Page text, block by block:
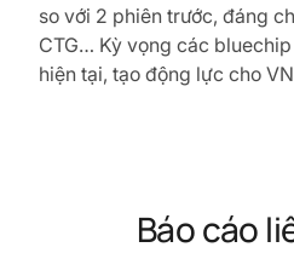
so với 2 phiên trước, đáng
CTG… Kỳ vọng các
hiện tại, tạo động lực cho
Báo cáo